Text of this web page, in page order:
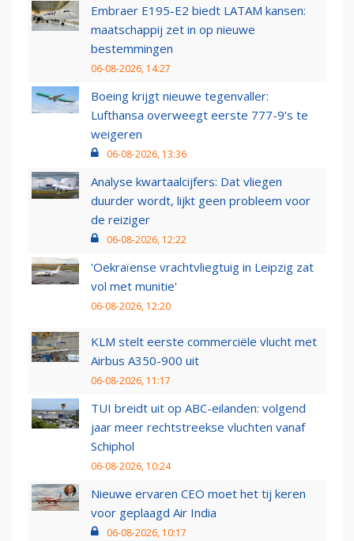
Embraer E195-E2 biedt LATAM kansen:
maatschappij zet in op nieuwe
bestemmingen
06-08-2026, 14:27
Boeing krijgt nieuwe tegenvaller:
Lufthansa overweegt eerste 777-9’s te
weigeren
06-08-2026, 13:36
Analyse kwartaalcijfers: Dat vliegen
duurder wordt, lijkt geen probleem voor
de reiziger
06-08-2026, 12:22
'Oekraïense vrachtvliegtuig in Leipzig zat
vol met munitie'
06-08-2026, 12:20
KLM stelt eerste commerciële vlucht met
Airbus A350-900 uit
06-08-2026, 11:17
TUI breidt uit op ABC-eilanden: volgend
jaar meer rechtstreekse vluchten vanaf
Schiphol
06-08-2026, 10:24
Nieuwe ervaren CEO moet het tij keren
voor geplaagd Air India
06-08-2026, 10:17